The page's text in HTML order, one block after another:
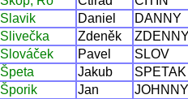
Slavik
Daniel
DANNY
Slivečka
Zdeněk
Slováček
Pavel
SLOV
Špeta
Jakub
SPETAK
Šporik
Jan